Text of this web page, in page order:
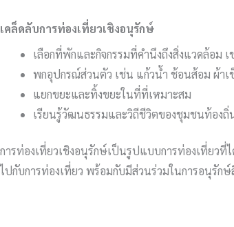
เคล็ดลับการท่องเที่ยวเชิงอนุรักษ์
เลือกที่พักและกิจกรรมที่คำนึงถึงสิ่งแวดล้อม
พกอุปกรณ์ส่วนตัว เช่น แก้วน้ำ ช้อนส้อม ผ้าเ
แยกขยะและทิ้งขยะในที่ที่เหมาะสม
เรียนรู้วัฒนธรรมและวิถีชีวิตของชุมชนท้องถิ่
การท่องเที่ยวเชิงอนุรักษ์เป็นรูปแบบการท่องเที่ยว
ไปกับการท่องเที่ยว พร้อมกับมีส่วนร่วมในการอนุรัก